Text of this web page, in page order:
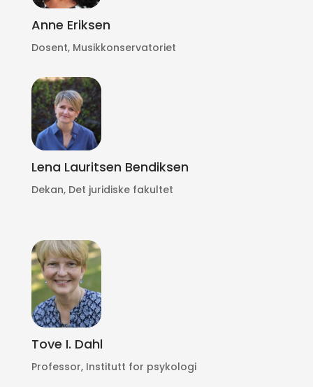
Anne Eriksen
Dosent, Musikkonservatoriet
Lena Lauritsen Bendiksen
Dekan, Det juridiske fakultet
Tove I. Dahl
Professor, Institutt for psykologi